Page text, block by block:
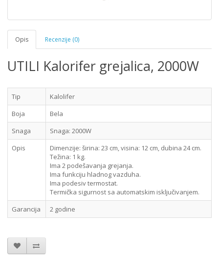
Opis Recenzije (0)
UTILI Kalorifer grejalica, 2000W
Tip
Kalolifer
Boja
Bela
Snaga
Snaga: 2000W
Opis
Dimenzije: širina: 23 cm, visina: 12 cm, dubina 24 cm.
Težina: 1 kg.
Ima 2 podešavanja grejanja.
Ima funkciju hladnog vazduha.
Ima podesiv termostat.
Termička sigurnost sa automatskim isključivanjem.
Garancija
2 godine